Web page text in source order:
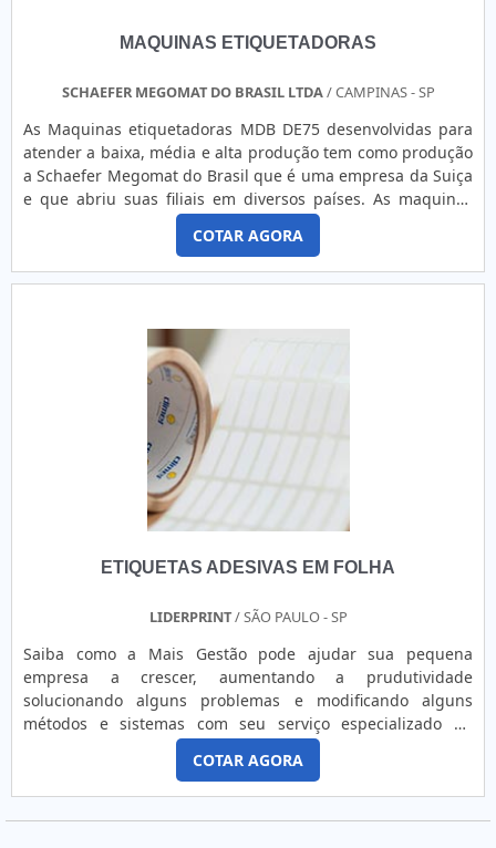
marca.A GID - Soluções em Adesivos é uma empresa que
tem se destacado no segmento pela seriedade e qualidade
MAQUINAS ETIQUETADORAS
SCHAEFER MEGOMAT DO BRASIL LTDA/ CAMPINAS - SP
As Maquinas etiquetadoras MDB DE75 desenvolvidas para
atender a baixa, média e alta produção tem como produção
a Schaefer Megomat do Brasil que é uma empresa da Suiça
e que abriu suas filiais em diversos países. As maquinas
etiquetadoras além de resolver problemas de ergonomia,
ainda conseguem melhorar o processo de alimentação das
etiquetas. A mesma é retirada do papel e a sobra é
bobinada. Para conhecer mais sobre o trabalho da empresa
COTAR AGORA
ETIQUETAS ADESIVAS EM FOLHA
LIDERPRINT/ SÃO PAULO - SP
Saiba como a Mais Gestão pode ajudar sua pequena
empresa a crescer, aumentando a prudutividade
solucionando alguns problemas e modificando alguns
métodos e sistemas com seu serviço especializado de
consultoria para pequenas empresas. Ninguém sabe mais
sobre os processos empresariais e o funcionamento de tudo
de uma organização do que o próprio empresário. É
necessário o acúmulo de anos de experiência para que
COTAR AGORA